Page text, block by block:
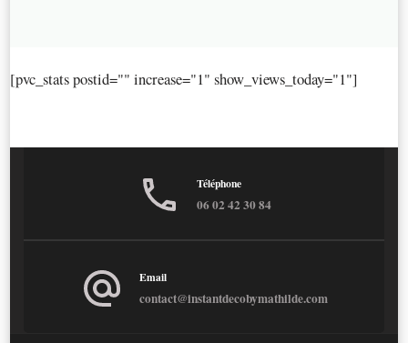
[pvc_stats postid="" increase="1" show_views_today="1"]
Téléphone
06 02 42 30 84
Email
contact@instantdecobymathilde.com